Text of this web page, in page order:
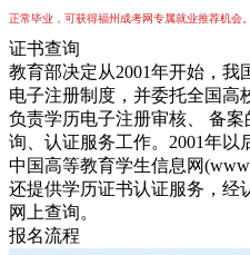
正常毕业，可获得福州成考网专属就业推荐机会。
证书查询
教育部决定从2001年开始，
电子注册制度，并委托全国高
负责学历电子注册审核、 备
询、认证服务工作。2001年以
中国高等教育学生信息网
还提供学历证书认证服务，经
网上查询。
报名流程